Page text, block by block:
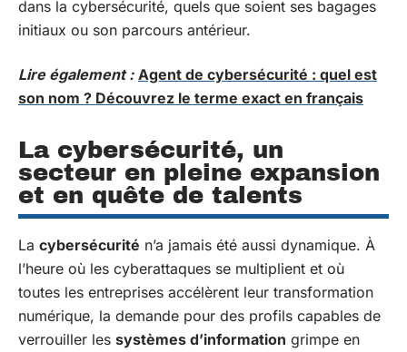
dans la cybersécurité, quels que soient ses bagages
initiaux ou son parcours antérieur.
Lire également : Agent de cybersécurité : quel est
son nom ? Découvrez le terme exact en français
La cybersécurité, un
secteur en pleine expansion
et en quête de talents
La cybersécurité n’a jamais été aussi dynamique. À
l’heure où les cyberattaques se multiplient et où
toutes les entreprises accélèrent leur transformation
numérique, la demande pour des profils capables de
verrouiller les systèmes d’information grimpe en